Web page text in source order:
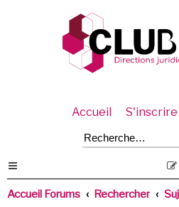
Accueil S'inscrire
Accueil Forums Rechercher